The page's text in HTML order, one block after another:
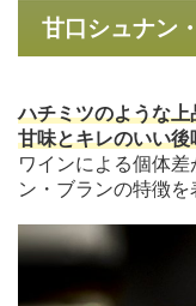
甘口シュナン
ハチミツのような
甘味とキレのいい後
ワインによる個体
ン・ブランの特徴を